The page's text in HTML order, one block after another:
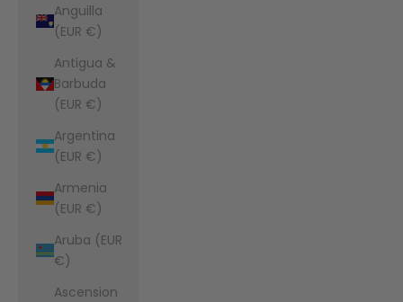
Anguilla
(EUR €)
Antigua &
Barbuda
(EUR €)
Argentina
(EUR €)
Armenia
(EUR €)
Aruba (EUR
€)
Ascension